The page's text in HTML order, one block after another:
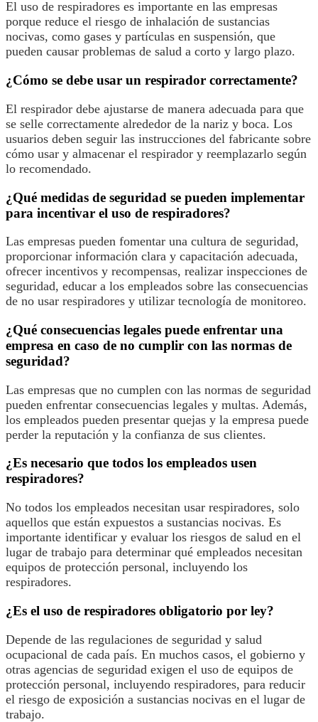
El uso de respiradores es importante en las empresas
porque reduce el riesgo de inhalación de sustancias
nocivas, como gases y partículas en suspensión, que
pueden causar problemas de salud a corto y largo plazo.
¿Cómo se debe usar un respirador correctamente?
El respirador debe ajustarse de manera adecuada para que
se selle correctamente alrededor de la nariz y boca. Los
usuarios deben seguir las instrucciones del fabricante sobre
cómo usar y almacenar el respirador y reemplazarlo según
lo recomendado.
¿Qué medidas de seguridad se pueden implementar
para incentivar el uso de respiradores?
Las empresas pueden fomentar una cultura de seguridad,
proporcionar información clara y capacitación adecuada,
ofrecer incentivos y recompensas, realizar inspecciones de
seguridad, educar a los empleados sobre las consecuencias
de no usar respiradores y utilizar tecnología de monitoreo.
¿Qué consecuencias legales puede enfrentar una
empresa en caso de no cumplir con las normas de
seguridad?
Las empresas que no cumplen con las normas de seguridad
pueden enfrentar consecuencias legales y multas. Además,
los empleados pueden presentar quejas y la empresa puede
perder la reputación y la confianza de sus clientes.
¿Es necesario que todos los empleados usen
respiradores?
No todos los empleados necesitan usar respiradores, solo
aquellos que están expuestos a sustancias nocivas. Es
importante identificar y evaluar los riesgos de salud en el
lugar de trabajo para determinar qué empleados necesitan
equipos de protección personal, incluyendo los
respiradores.
¿Es el uso de respiradores obligatorio por ley?
Depende de las regulaciones de seguridad y salud
ocupacional de cada país. En muchos casos, el gobierno y
otras agencias de seguridad exigen el uso de equipos de
protección personal, incluyendo respiradores, para reducir
el riesgo de exposición a sustancias nocivas en el lugar de
trabajo.